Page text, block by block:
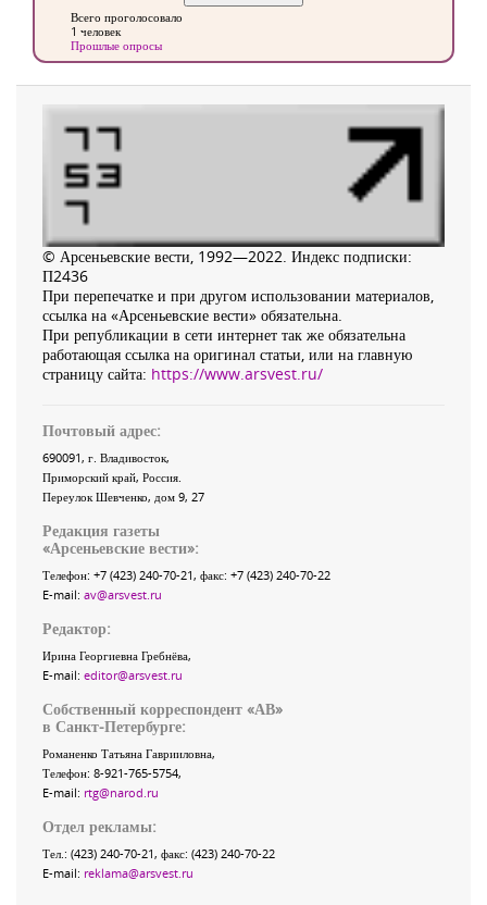
Всего проголосовало
1 человек
Прошлые опросы
© Арсеньевские вести, 1992—2022. Индекс подписки:
П2436
При перепечатке и при другом использовании материалов,
ссылка на «Арсеньевские вести» обязательна.
При републикации в сети интернет так же обязательна
работающая ссылка на оригинал статьи, или на главную
страницу сайта: https://www.arsvest.ru/
Почтовый адрес:
690091, г. Владивосток,
Приморский край, Россия
Переулок Шевченко, дом 9, 27
Редакция газеты
«Арсеньевские вести»:
Телефон: +7 (423) 240-70-21, факс: +7 (423) 240-70-22
E-mail: av@arsvest.ru
Редактор:
Ирина Георгиевна Гребнёва,
E-mail: editor@arsvest.ru
Собственный корреспондент «АВ»
в Санкт-Петербурге:
Романенко Татьяна Гаврииловна,
Телефон: 8-921-765-5754,
E-mail: rtg@narod.ru
Отдел рекламы:
Тел.: (423) 240-70-21, факс: (423) 240-70-22
E-mail: reklama@arsvest.ru